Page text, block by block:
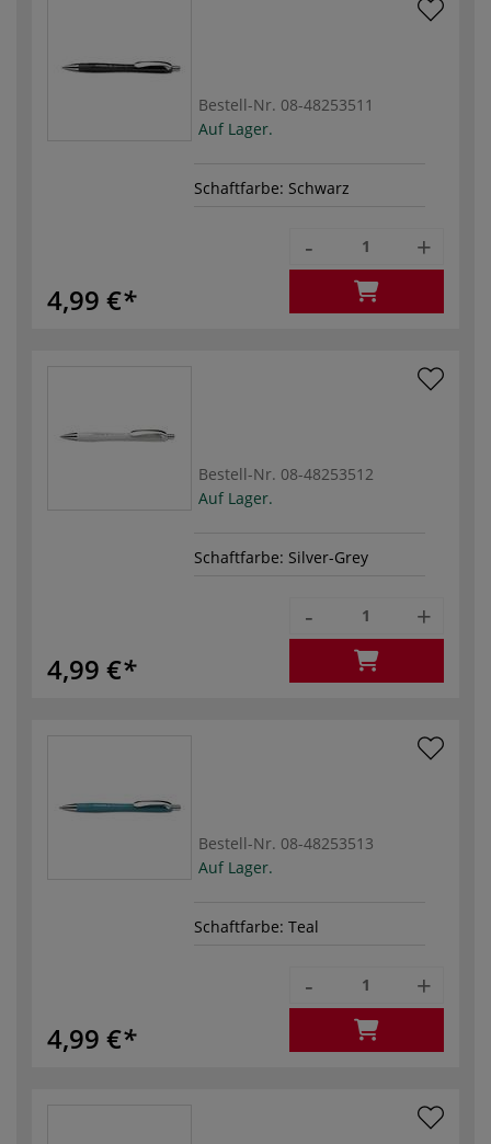
Bestell-Nr. 08-48253511
Auf Lager.
Schaftfarbe: Schwarz
4,99 €
- +
Bestell-Nr. 08-48253512
Auf Lager.
Schaftfarbe: Silver-Grey
4,99 €
- +
Bestell-Nr. 08-48253513
Auf Lager.
Schaftfarbe: Teal
4,99 €
- +